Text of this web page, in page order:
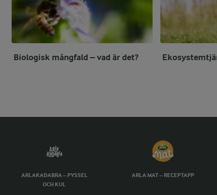
Biologisk mångfald – vad är det?
ARLAKADABRA – PYSSEL
OCH KUL
ARLA MAT – RECEPTAPP